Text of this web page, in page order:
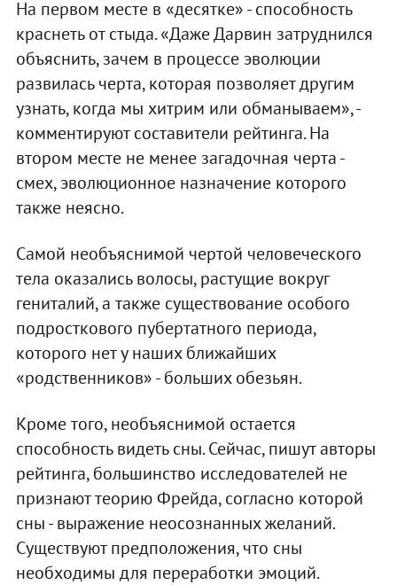
На первом месте в «десятке» - способность
краснеть от стыда. «Даже Дарвин затруднился
объяснить, зачем в процессе эволюции
развилась черта, которая позволяет другим
узнать, когда мы хитрим или обманываем», -
комментируют составители рейтинга. На
втором месте не менее загадочная черта -
смех, эволюционное назначение которого
также неясно.
Самой необъяснимой чертой человеческого
тела оказались волосы, растущие вокруг
гениталий, а также существование особого
подросткового пубертатного периода,
которого нет у наших ближайших
«родственников» - больших обезьян.
Кроме того, необъяснимой остается
способность видеть сны. Сейчас, пишут авторы
рейтинга, большинство исследователей не
признают теорию Фрейда, согласно которой
сны - выражение неосознанных желаний.
Существуют предположения, что сны
необходимы для переработки эмоций.